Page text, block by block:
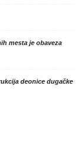
mesta je obaveza
deonice dugačke